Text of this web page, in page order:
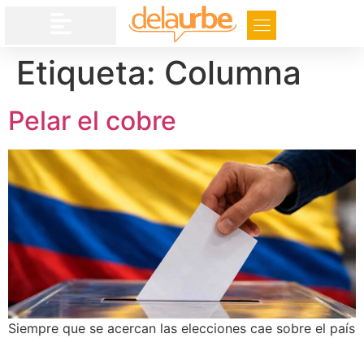
Etiqueta: Columna
Pelar el cobre
Siempre que se acercan las elecciones cae sobre el país